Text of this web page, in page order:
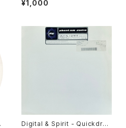
IP / Back Off The Wall [Hot
¥1,000
Digital & Spirit - Quickdra